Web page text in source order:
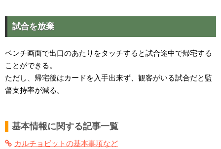
試合を放棄
ベンチ画面で出口のあたりをタッチすると試合途中で帰宅する
ことができる。
ただし、帰宅後はカードを入手出来ず、観客がいる試合だと監
督支持率が減る。
基本情報に関する記事一覧
カルチョビットの基本事項など